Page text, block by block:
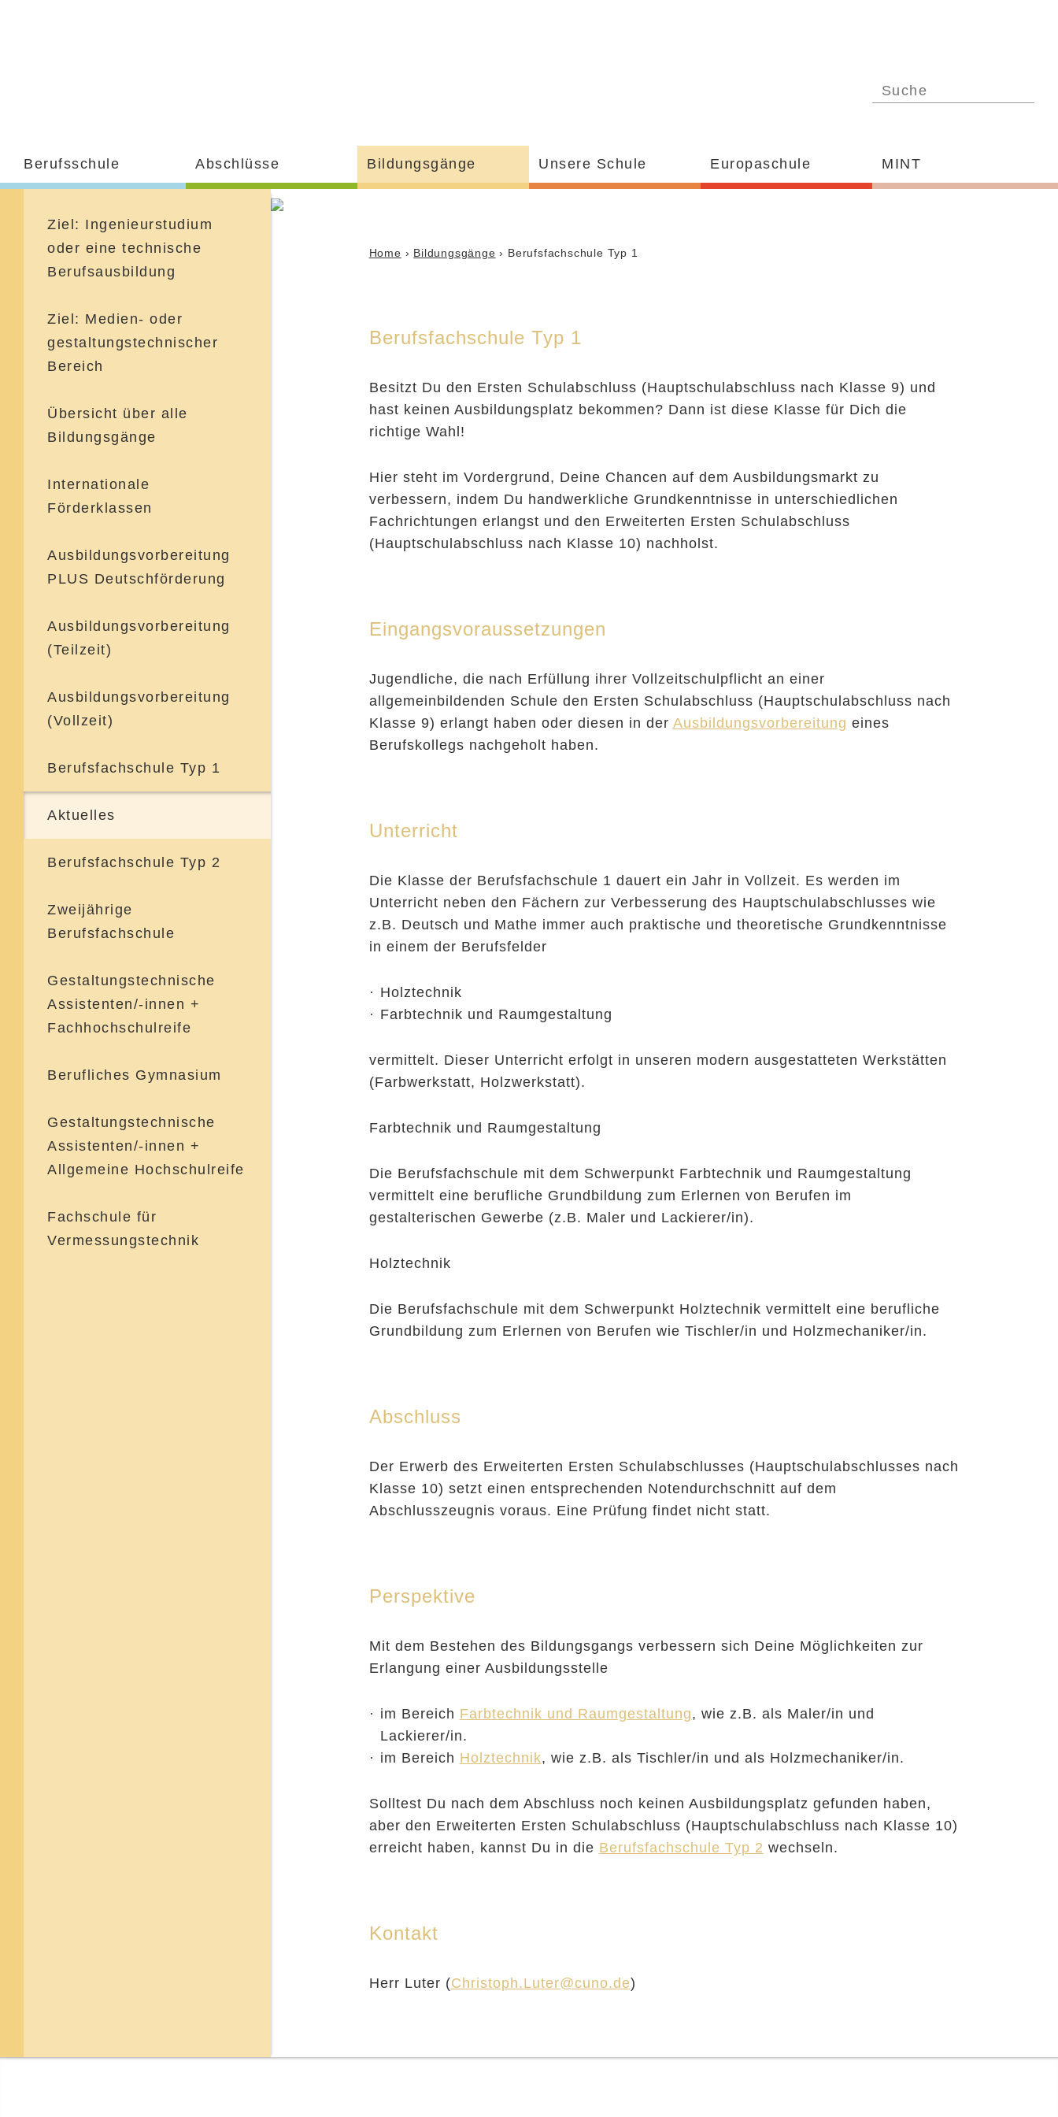
Berufsschule Abschlüsse Bildungsgänge Unsere Schule Europaschule MINT
Ziel: Ingenieurstudium
oder eine technische
Berufsausbildung
Ziel: Medien- oder
gestaltungstechnischer
Bereich
Übersicht über alle
Bildungsgänge
Internationale
Förderklassen
Aktuelles
Ausbildungsvorbereitung
PLUS Deutschförderung
Ausbildungsvorbereitung
(Teilzeit)
Ausbildungsvorbereitung
(Vollzeit)
Berufsfachschule Typ 1
Aktuelles
Berufsfachschule Typ 2
Aktuelles
Zweijährige
Berufsfachschule
Ingenieurtechnik
Bautechnik
Aktuelles
Gestaltungstechnische
Assistenten/-innen +
Fachhochschulreife
Aktuelles
Berufliches Gymnasium
Ingenieurwissenschaften
Gestaltungstechnik
Aktuelles
Gestaltungstechnische
Assistenten/-innen +
Allgemeine Hochschulreife
Fachschule für
Vermessungstechnik
Home › Bildungsgänge › Berufsfachschule Typ 1
Berufsfachschule Typ 1
Besitzt Du den Ersten Schulabschluss (Hauptschulabschluss nach Klasse 9) und
hast keinen Ausbildungsplatz bekommen? Dann ist diese Klasse für Dich die
richtige Wahl!
Hier steht im Vordergrund, Deine Chancen auf dem Ausbildungsmarkt zu
verbessern, indem Du handwerkliche Grundkenntnisse in unterschiedlichen
Fachrichtungen erlangst und den Erweiterten Ersten Schulabschluss
(Hauptschulabschluss nach Klasse 10) nachholst.
Eingangsvoraussetzungen
Jugendliche, die nach Erfüllung ihrer Vollzeitschulpflicht an einer
allgemeinbildenden Schule den Ersten Schulabschluss (Hauptschulabschluss nach
Klasse 9) erlangt haben oder diesen in der Ausbildungsvorbereitung eines
Berufskollegs nachgeholt haben.
Unterricht
Die Klasse der Berufsfachschule 1 dauert ein Jahr in Vollzeit. Es werden im
Unterricht neben den Fächern zur Verbesserung des Hauptschulabschlusses wie
z.B. Deutsch und Mathe immer auch praktische und theoretische Grundkenntnisse
in einem der Berufsfelder
Holztechnik
Farbtechnik und Raumgestaltung
vermittelt. Dieser Unterricht erfolgt in unseren modern ausgestatteten Werkstätten
(Farbwerkstatt, Holzwerkstatt).
Farbtechnik und Raumgestaltung
Die Berufsfachschule mit dem Schwerpunkt Farbtechnik und Raumgestaltung
vermittelt eine berufliche Grundbildung zum Erlernen von Berufen im
gestalterischen Gewerbe (z.B. Maler und Lackierer/in).
Holztechnik
Die Berufsfachschule mit dem Schwerpunkt Holztechnik vermittelt eine berufliche
Grundbildung zum Erlernen von Berufen wie Tischler/in und Holzmechaniker/in.
Abschluss
Der Erwerb des Erweiterten Ersten Schulabschlusses (Hauptschulabschlusses nach
Klasse 10) setzt einen entsprechenden Notendurchschnitt auf dem
Abschlusszeugnis voraus. Eine Prüfung findet nicht statt.
Perspektive
Mit dem Bestehen des Bildungsgangs verbessern sich Deine Möglichkeiten zur
Erlangung einer Ausbildungsstelle
im Bereich Farbtechnik und Raumgestaltung, wie z.B. als Maler/in und
Lackierer/in.
im Bereich Holztechnik, wie z.B. als Tischler/in und als Holzmechaniker/in.
Solltest Du nach dem Abschluss noch keinen Ausbildungsplatz gefunden haben,
aber den Erweiterten Ersten Schulabschluss (Hauptschulabschluss nach Klasse 10)
erreicht haben, kannst Du in die Berufsfachschule Typ 2 wechseln.
Kontakt
Herr Luter (Christoph.Luter@cuno.de)